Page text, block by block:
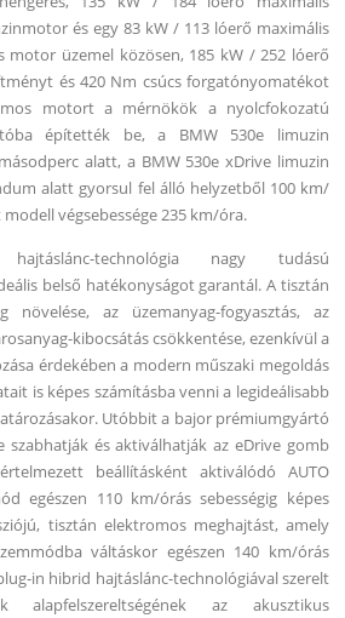
és egy 83 kW / 113 lóerő maximális
motor üzemel közösen, 185 kW / 252 lóerő
és 420 Nm csúcs forgatónyomatékot
motort a mérnökök a nyolcfokozatú
építették be, a BMW 530e limuzin
alatt, a BMW 530e xDrive limuzin
alatt gyorsul fel álló helyzetből 100 km/
végsebessége 235 km/óra.
technológia nagy tudású
belső hatékonyságot garantál. A tisztán
növelése, az üzemanyag-fogyasztás, az
kibocsátás csökkentése, ezenkívül a
érdekében a modern műszaki megoldás
is képes számításba venni a legideálisabb
Utóbbit a bajor prémiumgyártó
szabhatják és aktiválhatják az eDrive gomb
beállításként aktiválódó AUTO
egészen 110 km/órás sebességig képes
tisztán elektromos meghajtást, amely
váltáskor egészen 140 km/órás
in hibrid hajtáslánc-technológiával szerelt
alapfelszereltségének az akusztikus